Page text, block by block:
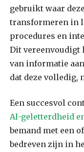
gebruikt waar
transformeren in
procedures en
Dit vereenvoudigt
van informatie
dat deze volledig,
Een succesvol
AI-geletterdheid
bemand met een
bedreven zijn in